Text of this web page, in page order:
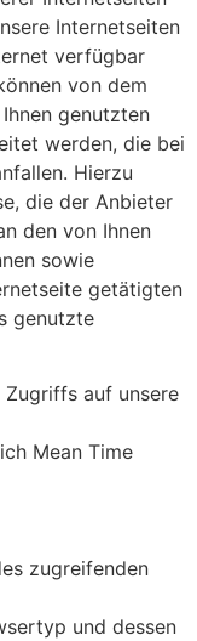
Internetseiten
verfügbar
von dem
genutzten
werden, die bei
Hierzu
die der Anbieter
den von Ihnen
sowie
getätigten
genutzte
auf unsere
Mean Time
zugreifenden
und dessen